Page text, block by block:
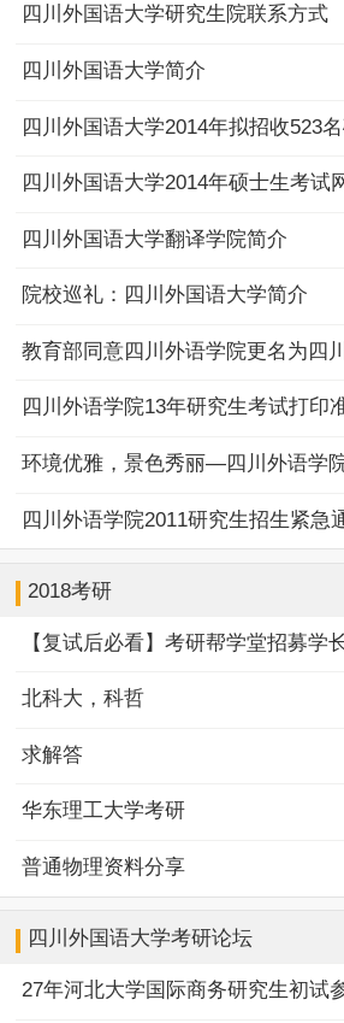
四川外国语大学研究生院联系方式
四川外国语大学简介
四川外国语大学2014年拟招收523
四川外国语大学2014年硕士生考试
四川外国语大学翻译学院简介
院校巡礼：四川外国语大学简介
教育部同意四川外语学院更名为四
四川外语学院13年研究生考试打印
环境优雅，景色秀丽—四川外语学
四川外语学院2011研究生招生紧急
2018考研
【复试后必看】考研帮学堂招募学
北科大，科哲
求解答
华东理工大学考研
普通物理资料分享
四川外国语大学考研论坛
27年河北大学国际商务研究生初试